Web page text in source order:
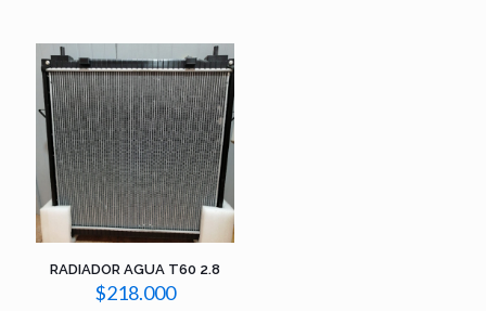
RADIADOR AGUA T60 2.8
$218.000